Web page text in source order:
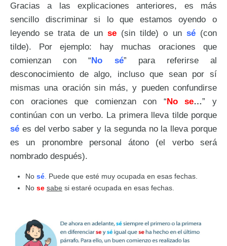
Gracias a las explicaciones anteriores, es más
sencillo discriminar si lo que estamos oyendo o
leyendo se trata de un se(sin tilde) o un sé(con
tilde). Por ejemplo: hay muchas oraciones que
comienzan con “No sé” para referirse al
desconocimiento de algo, incluso que sean por sí
mismas una oración sin más, y pueden confundirse
con oraciones que comienzan con “No se…” y
continúan con un verbo. La primera lleva tilde porque
sé es del verbo saber y la segunda no la lleva porque
es un pronombre personal átono (el verbo será
nombrado después).
No sé Puede que esté muy ocupada en esas fechas.
No se sabe si estaré ocupada en esas fechas.